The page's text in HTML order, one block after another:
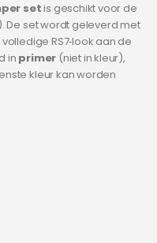
setis geschikt voor de
De set wordt geleverd met
RS7‑look aan de
in primer (niet in kleur),
kleur kan worden